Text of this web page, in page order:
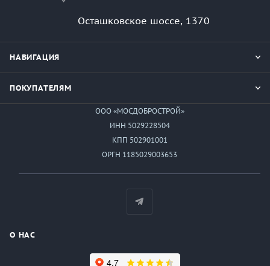
Осташковское шоссе, 1370
НАВИГАЦИЯ
ПОКУПАТЕЛЯМ
ООО «МОСДОБРОСТРОЙ»
ИНН 5029228504
КПП 502901001
ОРГН 1185029003653
О НАС